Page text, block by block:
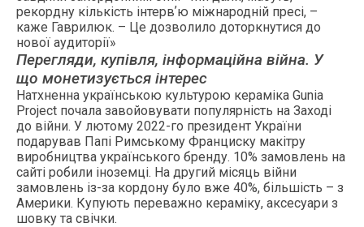
рекордну кількість інтервʼю міжнародній пресі, –
каже Гаврилюк. – Це дозволило доторкнутися до
нової аудиторії»
Перегляди, купівля, інформаційна війна. У
що монетизується інтерес
Натхненна українською культурою кераміка Gunia
Project почала завойовувати популярність на Заході
до війни. У лютому 2022-го президент України
подарував Папі Римському Франциску макітру
виробництва українського бренду. 10% замовлень на
сайті робили іноземці. На другий місяць війни
замовлень із-за кордону було вже 40%, більшість – з
Америки. Купують переважно кераміку, аксесуари з
шовку та свічки.